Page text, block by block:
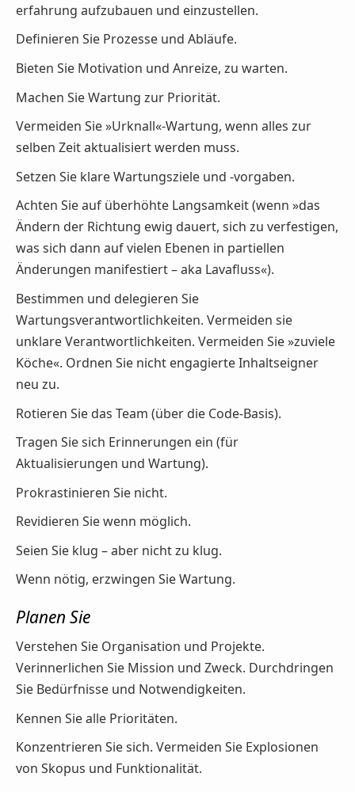
erfahrung aufzubauen und einzustellen.
Definieren Sie Prozesse und Abläufe.
Bieten Sie Motivation und Anreize, zu warten.
Machen Sie Wartung zur Priorität.
Vermeiden Sie »Urknall«-Wartung, wenn alles zur
selben Zeit aktualisiert werden muss.
Setzen Sie klare Wartungsziele und -vorgaben.
Achten Sie auf überhöhte Langsamkeit (wenn »das
Ändern der Richtung ewig dauert, sich zu verfestigen,
was sich dann auf vielen Ebenen in partiellen
Änderungen manifestiert – aka Lavafluss«).
Bestimmen und delegieren Sie
Wartungsverantwortlichkeiten. Vermeiden sie
unklare Verantwortlichkeiten. Vermeiden Sie »zuviele
Köche«. Ordnen Sie nicht engagierte Inhaltseigner
neu zu.
Rotieren Sie das Team (über die Code-Basis).
Tragen Sie sich Erinnerungen ein (für
Aktualisierungen und Wartung).
Prokrastinieren Sie nicht.
Revidieren Sie wenn möglich.
Seien Sie klug – aber nicht zu klug.
Wenn nötig, erzwingen Sie Wartung.
Planen Sie
Verstehen Sie Organisation und Projekte.
Verinnerlichen Sie Mission und Zweck. Durchdringen
Sie Bedürfnisse und Notwendigkeiten.
Kennen Sie alle Prioritäten.
Konzentrieren Sie sich. Vermeiden Sie Explosionen
von Skopus und Funktionalität.